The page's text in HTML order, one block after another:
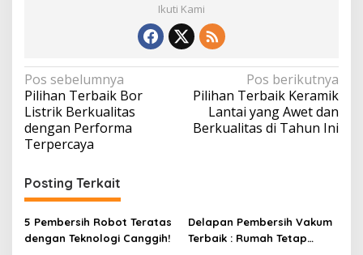
Ikuti Kami
N
a
v
i
g
a
s
i
Pos sebelumnya
Pilihan Terbaik Bor
Listrik Berkualitas
dengan Performa
Terpercaya
Pos berikutnya
Pilihan Terbaik Keramik
Lantai yang Awet dan
Berkualitas di Tahun Ini
Posting Terkait
5 Pembersih Robot Teratas
dengan Teknologi Canggih!
Delapan Pembersih Vakum
Terbaik : Rumah Tetap